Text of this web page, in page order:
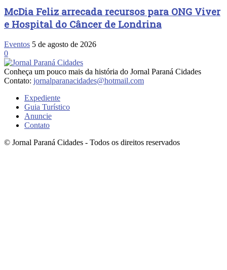
McDia Feliz arrecada recursos para ONG Viver
e Hospital do Câncer de Londrina
Eventos 5 de agosto de 2026
0
Conheça um pouco mais da história do Jornal Paraná Cidades
Contato: jornalparanacidades@hotmail.com
Expediente
Guia Turístico
Anuncie
Contato
© Jornal Paraná Cidades - Todos os direitos reservados